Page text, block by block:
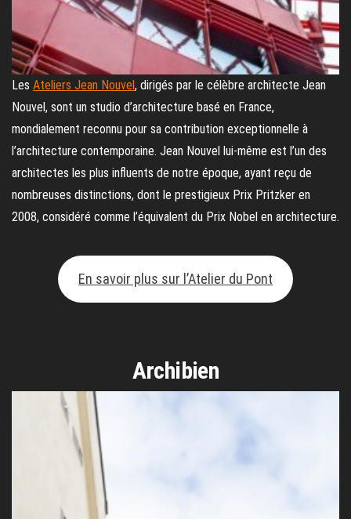
Les Ateliers Jean Nouvel, dirigés par le célèbre architecte Jean
Nouvel, sont un studio d’architecture basé en France,
mondialement reconnu pour sa contribution exceptionnelle à
l’architecture contemporaine. Jean Nouvel lui-même est l’un des
architectes les plus influents de notre époque, ayant reçu de
nombreuses distinctions, dont le prestigieux Prix Pritzker en
2008, considéré comme l’équivalent du Prix Nobel en architecture.
En savoir plus sur l’Atelier du Pont
Archibien